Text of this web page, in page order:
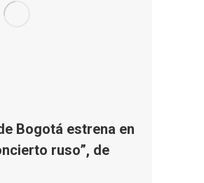
Bogotá estrena en
ruso”, de